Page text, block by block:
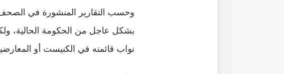
وحسب التقارير المنشورة في الصحف
بشكل عاجل من الحكومة الحالية،
نواب قائمته في الكنيست أو